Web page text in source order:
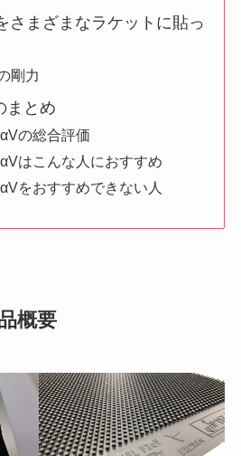
さまざまなラケットに貼っ
剛力
まとめ
の総合評価
はこんな人におすすめ
をおすすめできない人
概要